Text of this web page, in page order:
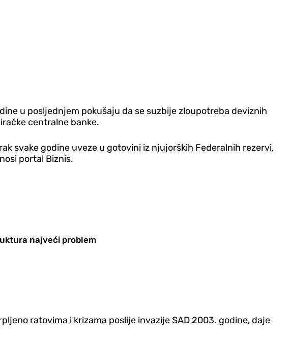
u posljednjem pokušaju da se suzbije zloupotreba deviznih
centralne banke.
svake godine uveze u gotovini iz njujorških Federalnih rezervi,
portal Biznis.
najveći problem
ratovima i krizama poslije invazije SAD 2003. godine, daje